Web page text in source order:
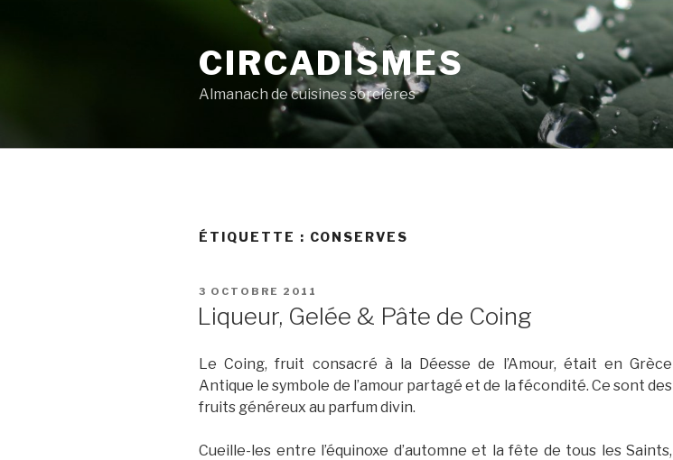
CIRCADISMES
Almanach de cuisines sorcières
ÉTIQUETTE : CONSERVES
PUBLIÉ
3 OCTOBRE 2011
Liqueur, Gelée & Pâte de Coing
Le Coing, fruit consacré à la Déesse de l’Amour, était en Grèce
Antique le symbole de l’amour partagé et de la fécondité. Ce sont des
fruits généreux au parfum divin.
Cueille-les entre l’équinoxe d’automne et la fête de tous les Saints,